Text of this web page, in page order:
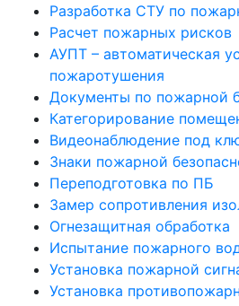
Разработка СТУ по
Расчет пожарных рисков
АУПТ – автоматическая
пожаротушения
Документы по пожарной
Категорирование
Видеонаблюдение под
Знаки пожарной
Переподготовка по ПБ
Замер сопротивления
Огнезащитная обработка
Испытание пожарного
Установка пожарной
Установка